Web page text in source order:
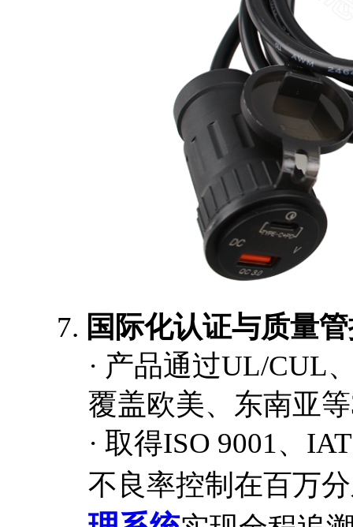
7. 国际化认证与质量
· 产品通过UL/CUL
覆盖欧美、东南亚
· 取得ISO 9001、
不良率控制在百万